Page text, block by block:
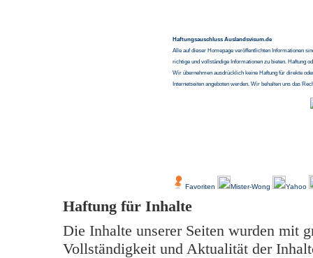
Haftungsauschluss Auslandsvisum.de
Alle auf dieser Homepage veröffentlichten Informationen
richtige und vollständige Informationen zu bieten. Haftung
Wir übernehmen ausdrücklich keine Haftung für direkte
Internetseiten angeboten werden. Wir behalten uns das
Favoriten Mister-Wong Yahoo
Haftung für Inhalte
Die Inhalte unserer Seiten wurden mit
Vollständigkeit und Aktualität der